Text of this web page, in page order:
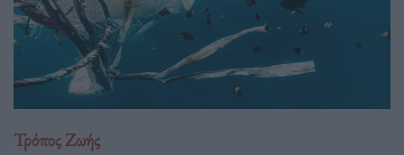
Τρόπος Ζωής